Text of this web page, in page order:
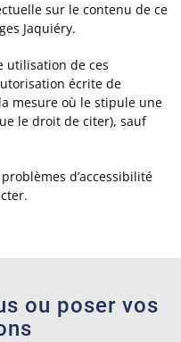
sur le contenu de ce
Jaquiéry.
utilisation de ces
écrite de
mesure où le stipule une
le droit de citer), sauf
d’accessibilité
ou poser vos